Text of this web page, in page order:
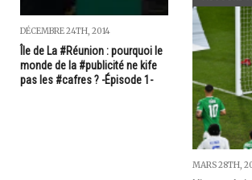
DÉCEMBRE 24TH, 2014
Île de La #Réunion : pourquoi le
monde de la #publicité ne kife
pas les #cafres ? -Épisode 1-
MARS 28TH,